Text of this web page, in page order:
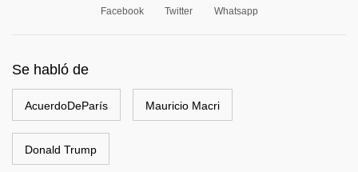
Facebook Twitter Whatsapp
Se habló de
AcuerdoDeParís Mauricio Macri
Donald Trump